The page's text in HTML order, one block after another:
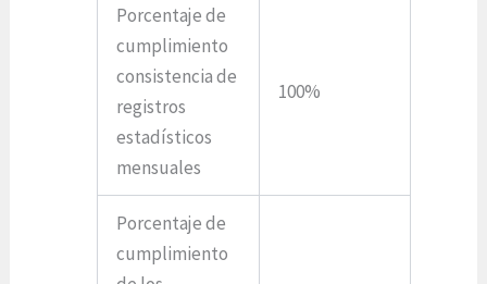
Porcentaje de
cumplimiento
consistencia de
registros
estadísticos
mensuales
100%
Porcentaje de
cumplimiento